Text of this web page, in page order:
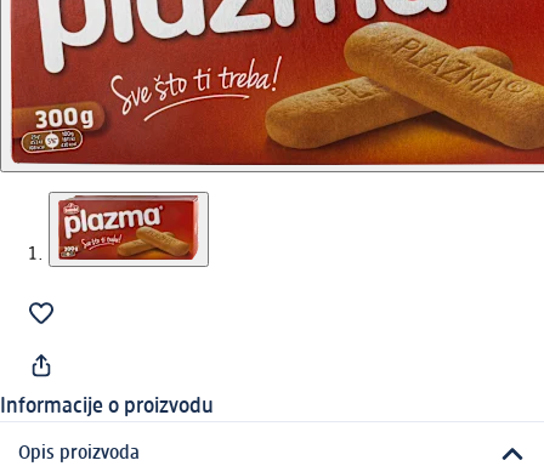
Informacije o proizvodu
Opis proizvoda